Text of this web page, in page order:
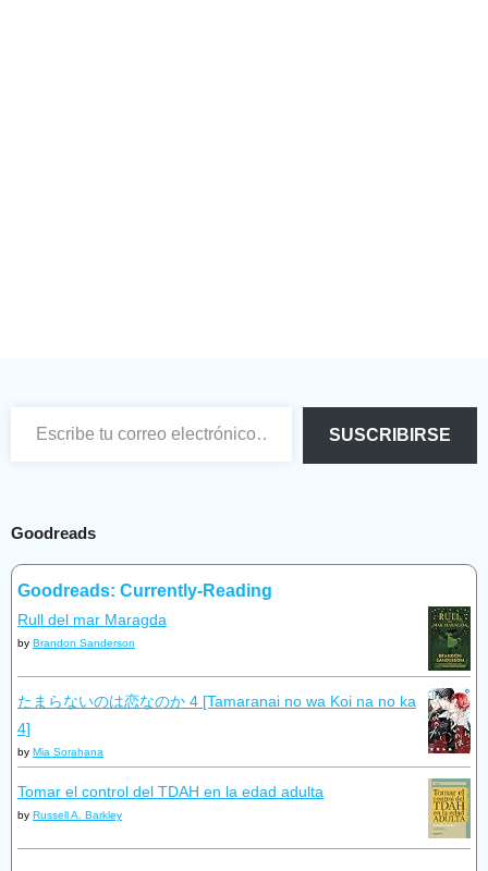
SUSCRIBIRSE
Goodreads
Goodreads: Currently-Reading
Rull del mar Maragda
by Brandon Sanderson
たまらないのは恋なのか 4 [Tamaranai no wa Koi na no ka
4]
by Mia Sorahana
Tomar el control del TDAH en la edad adulta
by Russell A. Barkley